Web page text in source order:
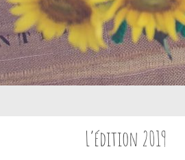
L’édition 2019